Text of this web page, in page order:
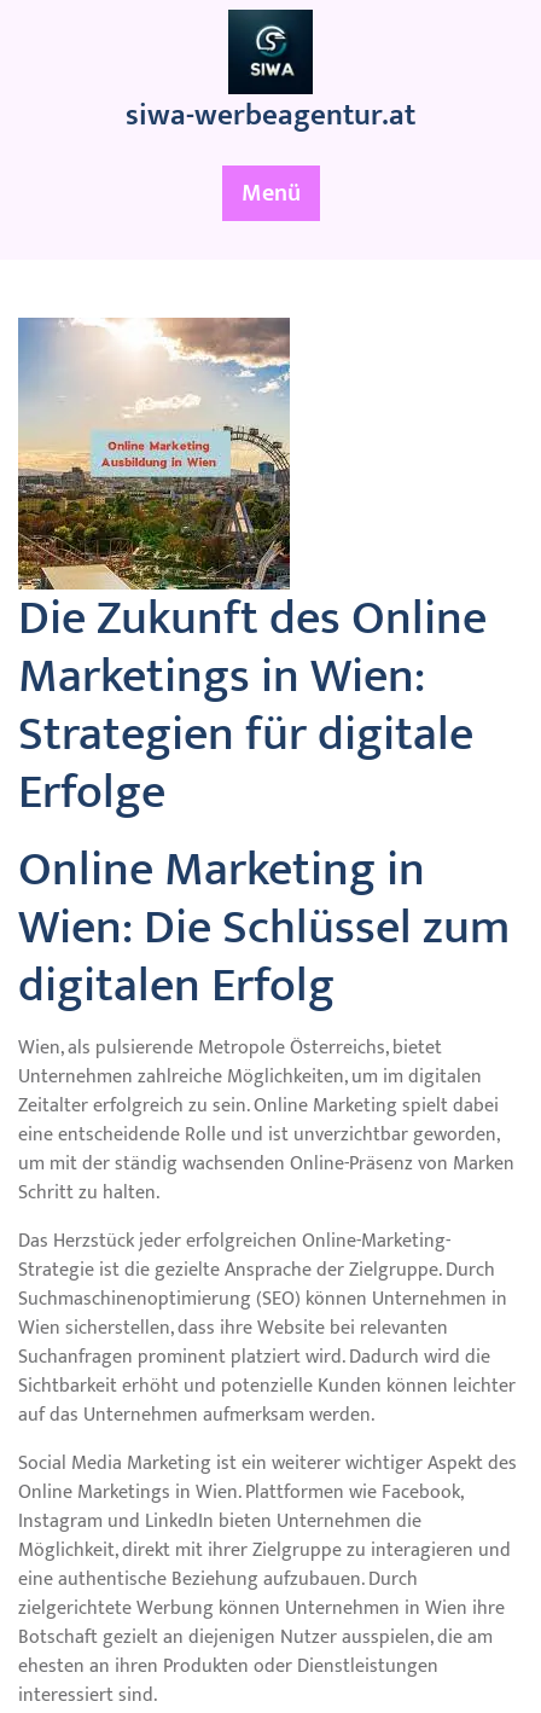
siwa-werbeagentur.at
Menü
Die Zukunft des Online
Marketings in Wien:
Strategien für digitale
Erfolge
Online Marketing in
Wien: Die Schlüssel zum
digitalen Erfolg
Wien, als pulsierende Metropole Österreichs, bietet
Unternehmen zahlreiche Möglichkeiten, um im digitalen
Zeitalter erfolgreich zu sein. Online Marketing spielt dabei
eine entscheidende Rolle und ist unverzichtbar geworden,
um mit der ständig wachsenden Online-Präsenz von Marken
Schritt zu halten.
Das Herzstück jeder erfolgreichen Online-Marketing-
Strategie ist die gezielte Ansprache der Zielgruppe. Durch
Suchmaschinenoptimierung (SEO) können Unternehmen in
Wien sicherstellen, dass ihre Website bei relevanten
Suchanfragen prominent platziert wird. Dadurch wird die
Sichtbarkeit erhöht und potenzielle Kunden können leichter
auf das Unternehmen aufmerksam werden.
Social Media Marketing ist ein weiterer wichtiger Aspekt des
Online Marketings in Wien. Plattformen wie Facebook,
Instagram und LinkedIn bieten Unternehmen die
Möglichkeit, direkt mit ihrer Zielgruppe zu interagieren und
eine authentische Beziehung aufzubauen. Durch
zielgerichtete Werbung können Unternehmen in Wien ihre
Botschaft gezielt an diejenigen Nutzer ausspielen, die am
ehesten an ihren Produkten oder Dienstleistungen
interessiert sind.